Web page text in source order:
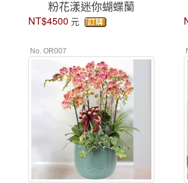
粉花漾迷你蝴蝶蘭
NT$4500 元
No. OR007